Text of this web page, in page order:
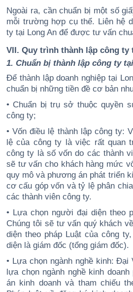
Ngoài ra, cần chuẩn bị một số
mỗi trường hợp cụ thể. Liên hệ
ty tại Long An để được tư vấn
VII. Quy trình thành lập công ty
1. Chuẩn bị thành lập công ty
Để thành lập doanh nghiệp tại
chuẩn bị những tiền đề cơ bản
• Chuẩn bị trụ sở thuộc quyền
công ty;
• Vốn điều lệ thành lập công ty:
lệ của công ty là việc rất quan
công ty là số vốn do các thành
sẽ tư vấn cho khách hàng mức
quy mô và phương án phát triển
cơ cấu góp vốn và tỷ lệ phân
các thành viên công ty.
• Lựa chọn người đại diện theo
Chúng tôi sẽ tư vấn quý khách
diện theo pháp Luật của công
diện là giám đốc (tổng giám đốc).
• Lựa chọn ngành nghề kinh:
lựa chọn ngành nghề kinh
án kinh doanh và tham chiếu